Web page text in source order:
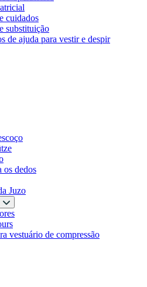
cuidados
substituição
de ajuda para vestir e despir
os dedos
Juzo
vestuário de compressão